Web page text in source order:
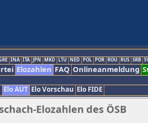
INA ITA JPN MKD LTU NED POL POR ROU RUS SRB
Elozahlen FAQ Onlineanmeldung
Elo AUT Elo Vorschau Elo FIDE
Elozahlen des ÖSB